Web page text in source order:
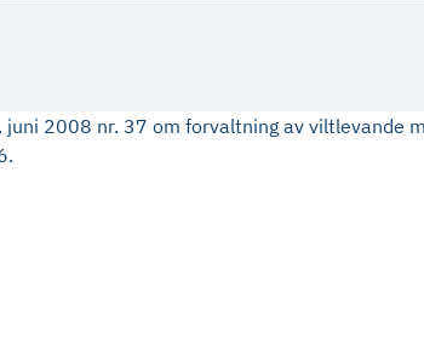
2008 nr. 37 om forvaltning av viltlevande